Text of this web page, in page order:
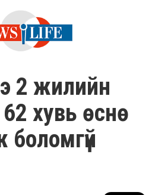
2 жилийн
хувь өснө
боломгүй